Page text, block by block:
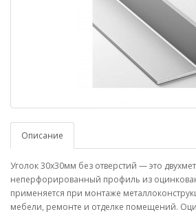
Описание
Уголок 30х30мм без отверстий — это
неперфорированный профиль из
применяется при монтаже
мебели, ремонте и отделке помещений.